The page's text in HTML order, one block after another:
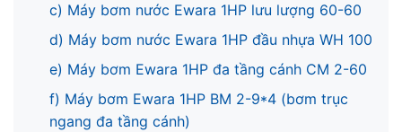
c) Máy bơm nước Ewara 1HP lưu lượng 60-60
d) Máy bơm nước Ewara 1HP đầu nhựa WH 100
e) Máy bơm Ewara 1HP đa tầng cánh CM 2-60
f) Máy bơm Ewara 1HP BM 2-9*4 (bơm trục
ngang đa tầng cánh)